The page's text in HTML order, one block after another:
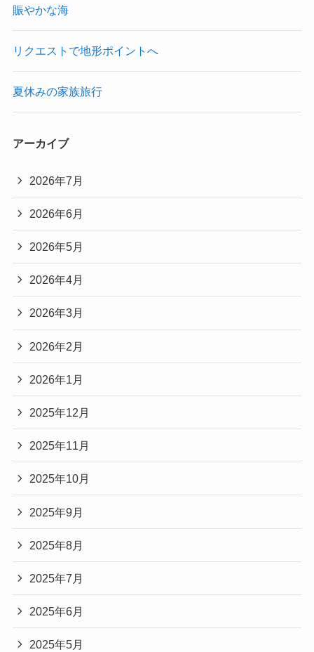
賑やかな海
リクエストで地形ポイントへ
夏休みの家族旅行
アーカイブ
2026年7月
2026年6月
2026年5月
2026年4月
2026年3月
2026年2月
2026年1月
2025年12月
2025年11月
2025年10月
2025年9月
2025年8月
2025年7月
2025年6月
2025年5月